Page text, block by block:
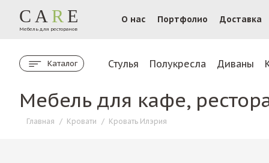
CA R E
Мебель для ресторанов
О нас Портфолио Доставка
Каталог Стулья Полукресла Диваны
Мебель для кафе,
Главная / Кровати / Кровать Илэрия